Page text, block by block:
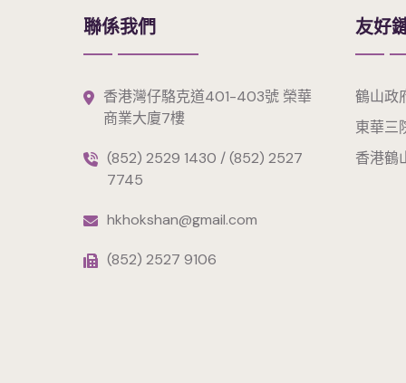
聯係我們
香港灣仔駱克道401-403號 榮華
商業大廈7樓
(852) 2529 1430 / (852) 2527
7745
hkhokshan@gmail.com
(852) 2527 9106
友好
鶴山政
東華三
香港鶴